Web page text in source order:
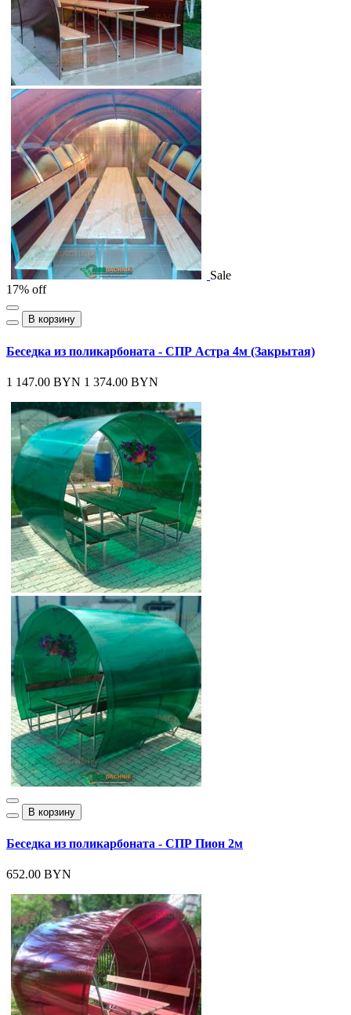
Sale
17% off
В корзину
Беседка из поликарбоната - СПР Астра 4м (Закрытая)
1 147.00 BYN 1 374.00 BYN
В корзину
Беседка из поликарбоната - СПР Пион 2м
652.00 BYN